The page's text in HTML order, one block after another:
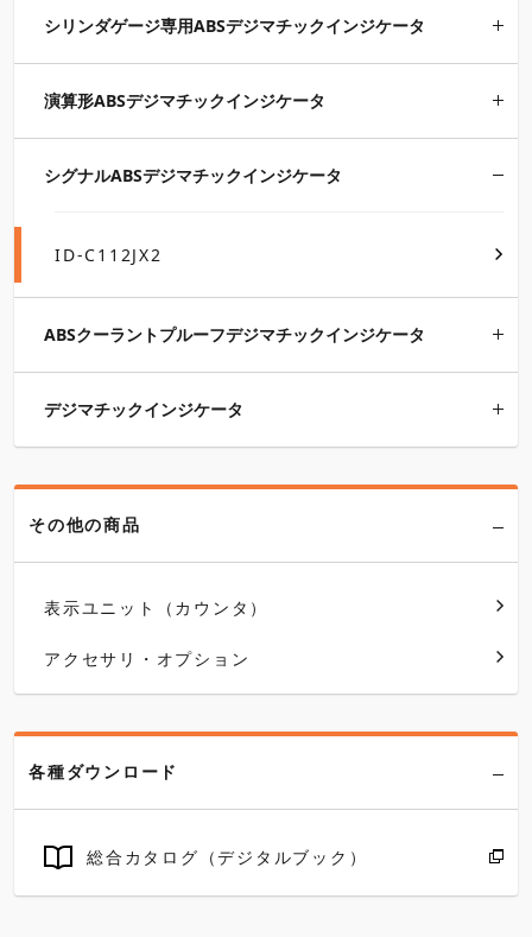
シリンダゲージ専用ABSデジマチックインジケータ
演算形ABSデジマチックインジケータ
シグナルABSデジマチックインジケータ
ID-C112JX2
ABSクーラントプルーフデジマチックインジケータ
デジマチックインジケータ
その他の商品
表示ユニット（カウンタ）
アクセサリ・オプション
各種ダウンロード
総合カタログ（デジタルブック）